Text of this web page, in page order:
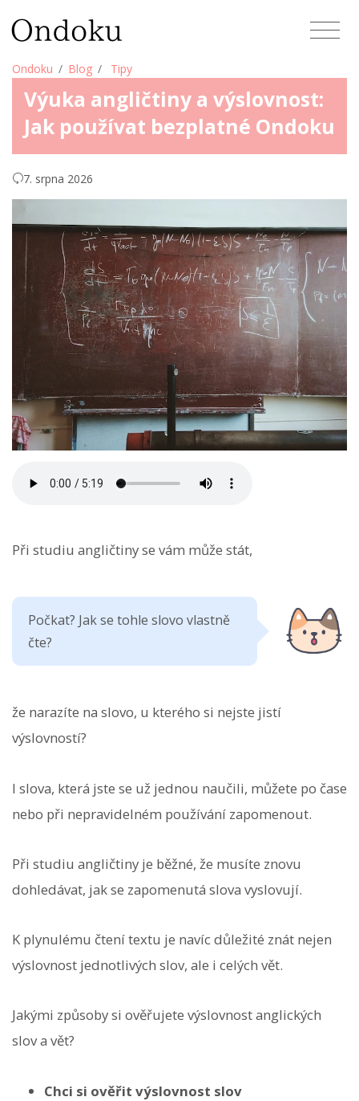
Ondoku Blog Tipy
Výuka angličtiny a výslovnost:
Jak používat bezplatné Ondoku
7. srpna 2026
Při studiu angličtiny se vám může stát,
Počkat? Jak se tohle slovo vlastně
čte?
že narazíte na slovo, u kterého si nejste jistí
výslovností?
I slova, která jste se už jednou naučili, můžete po čase
nebo při nepravidelném používání zapomenout.
Při studiu angličtiny je běžné, že musíte znovu
dohledávat, jak se zapomenutá slova vyslovují.
K plynulému čtení textu je navíc důležité znát nejen
výslovnost jednotlivých slov, ale i celých vět.
Jakými způsoby si ověřujete výslovnost anglických
slov a vět?
Chci si ověřit výslovnost slov